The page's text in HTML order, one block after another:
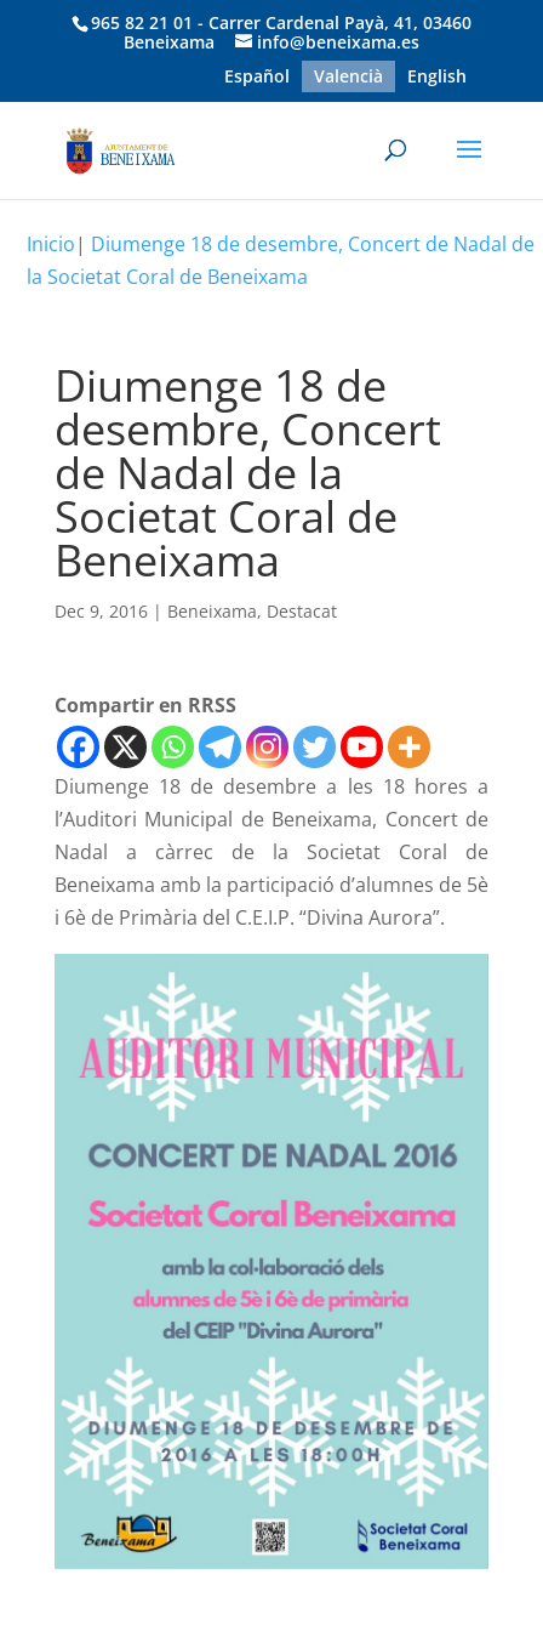
965 82 21 01 - Carrer Cardenal Payà, 41, 03460
Beneixama
info@beneixama.es
Español
Valencià English
Inicio| Diumenge 18 de desembre, Concert de Nadal de
la Societat Coral de Beneixama
Diumenge 18 de
desembre, Concert
de Nadal de la
Societat Coral de
Beneixama
Dec 9, 2016| Beneixama, Destacat
Compartir en RRSS
Diumenge 18 de desembre a les 18 hores a
l’Auditori Municipal de Beneixama, Concert de
Nadal a càrrec de la Societat Coral de
Beneixama amb la participació d’alumnes de 5è
i 6è de Primària del C.E.I.P. “Divina Aurora”.